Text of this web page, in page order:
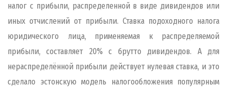
налог с прибыли, распределенной в виде дивидендов или
иных отчислений от прибыли. Ставка подоходного налога
юридического лица, применяемая к распределяемой
прибыли, составляет 20% с брутто дивидендов. А для
нераспределённой прибыли действует нулевая ставка, и это
сделало эстонскую модель налогообложения популярным